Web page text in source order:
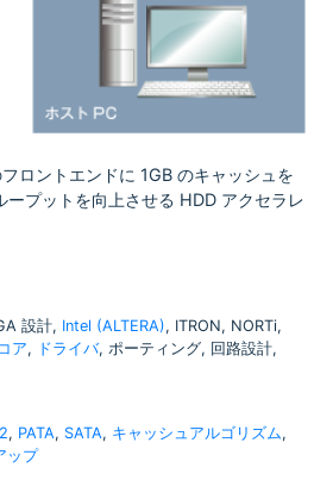
ロントエンドに 1GB のキャッシュを
ープットを向上させる HDD アクセラレ
設計, Intel (ALTERA), ITRON, NORTi,
ア, ドライバ, ポーティング, 回路設計,
, PATA, SATA, キャッシュアルゴリズム,
ップ